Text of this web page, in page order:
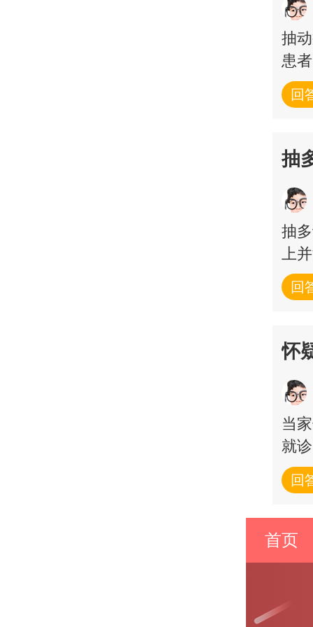
抽
患
回
抽
抽
上
回
怀
当
就
回
首页